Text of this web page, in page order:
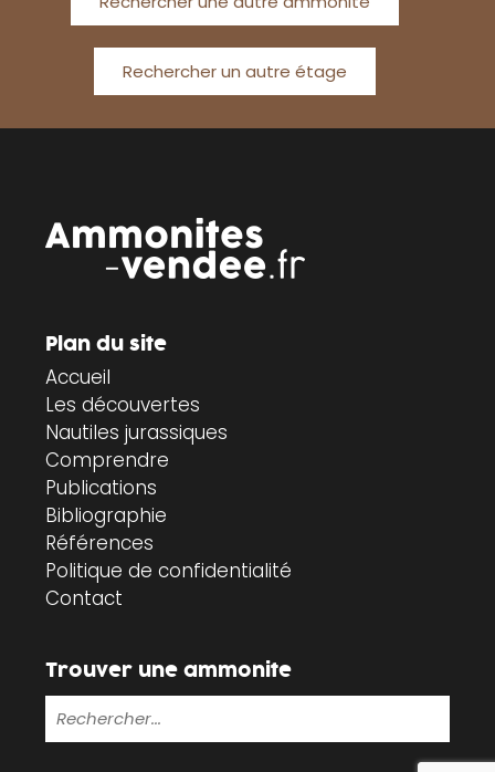
Rechercher un autre étage
Plan du site
Accueil
Les découvertes
Nautiles jurassiques
Comprendre
Publications
Bibliographie
Références
Politique de confidentialité
Contact
Trouver une ammonite